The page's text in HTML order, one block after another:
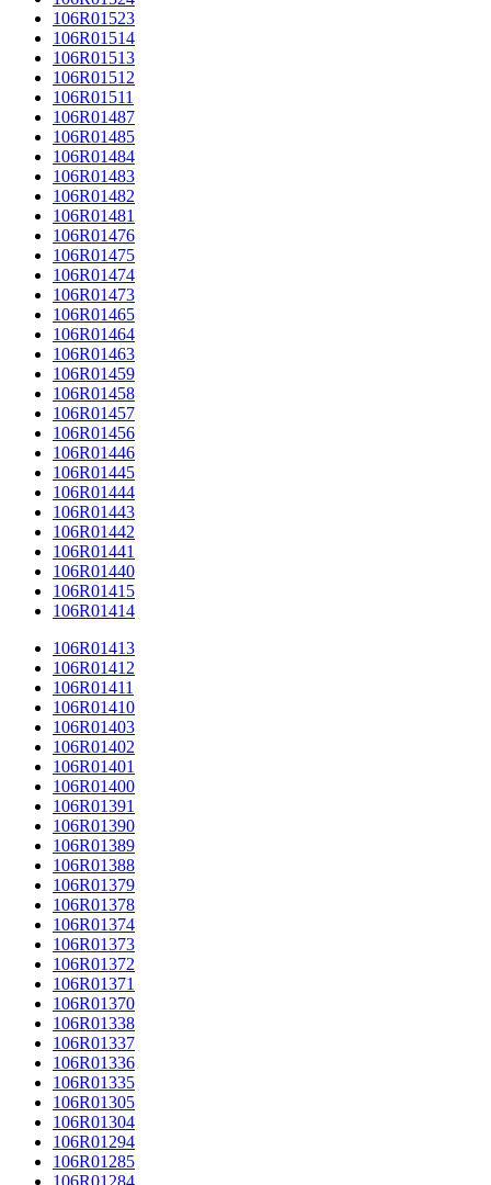
106R01523
106R01514
106R01513
106R01512
106R01511
106R01487
106R01485
106R01484
106R01483
106R01482
106R01481
106R01476
106R01475
106R01474
106R01473
106R01465
106R01464
106R01463
106R01459
106R01458
106R01457
106R01456
106R01446
106R01445
106R01444
106R01443
106R01442
106R01441
106R01440
106R01415
106R01414
106R01413
106R01412
106R01411
106R01410
106R01403
106R01402
106R01401
106R01400
106R01391
106R01390
106R01389
106R01388
106R01379
106R01378
106R01374
106R01373
106R01372
106R01371
106R01370
106R01338
106R01337
106R01336
106R01335
106R01305
106R01304
106R01294
106R01285